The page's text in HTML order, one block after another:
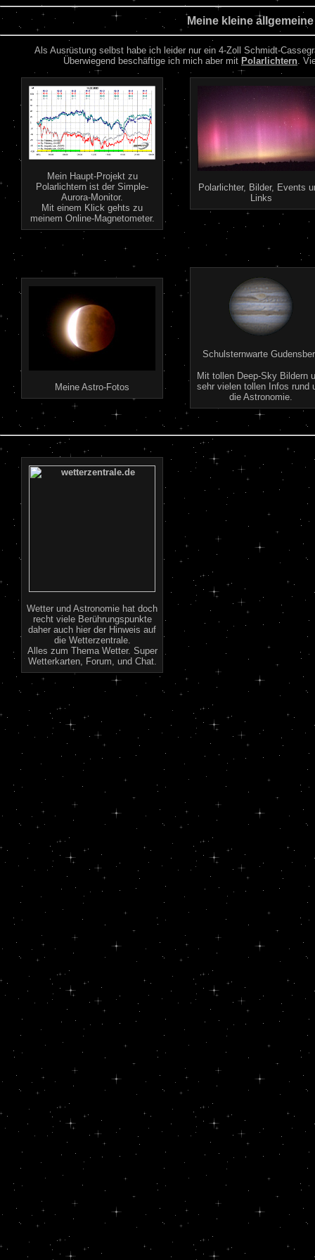
Meine kleine
Als Ausrüstung selbst habe ich leider nur ein 4-Zoll Schmidt-
Überwiegend beschäftige ich mich aber mit Polarlichtern.
Polarlichter, Bilder, Events
Links
Mein Haupt-Projekt zu
Polarlichtern ist der Simple-
Aurora-Monitor.
Mit einem Klick gehts zu
meinem Online-Magnetometer.
Meine Astro-Fotos
Schulsternwarte
Mit tollen Deep-Sky Bildern
sehr vielen tollen Infos rund
die Astronomie.
Wetter und Astronomie hat doch
recht viele Berührungspunkte
daher auch hier der Hinweis auf
die Wetterzentrale.
Alles zum Thema Wetter. Super
Wetterkarten, Forum, und Chat.